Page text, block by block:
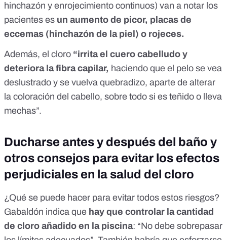
hinchazón y enrojecimiento continuos) van a notar los
pacientes es un aumento de picor, placas de
eccemas (hinchazón de la piel) o rojeces.
Además, el cloro “irrita el cuero cabelludo y
deteriora la fibra capilar, haciendo que el pelo se vea
deslustrado y se vuelva quebradizo, aparte de alterar
la coloración del cabello, sobre todo si es teñido o lleva
mechas”.
Ducharse antes y después del baño y
otros consejos para evitar los efectos
perjudiciales en la salud del cloro
¿Qué se puede hacer para evitar todos estos riesgos?
Gabaldón indica que hay que controlar la cantidad
de cloro añadido en la piscina: “No debe sobrepasar